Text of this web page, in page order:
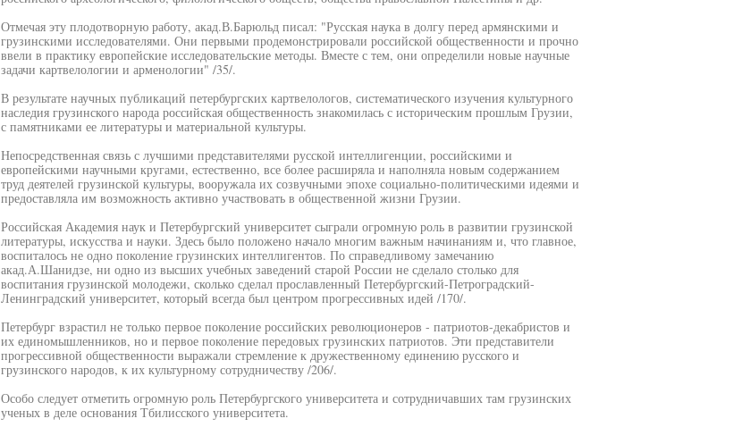
Отмечая эту плодотворную работу, акад.В.Барюльд писал: "Русская наука в долгу перед армянскими и
грузинскими исследователями. Они первыми продемонстрировали российской общественности и прочно
ввели в практику европейские исследовательские методы. Вместе с тем, они определили новые научные
задачи картвелологии и арменологии" /35/.
В результате научных публикаций петербургских картвелологов, систематического изучения культурного
наследия грузинского народа российская общественность знакомилась с историческим прошлым Грузии,
с памятниками ее литературы и материальной культуры.
Непосредственная связь с лучшими представителями русской интеллигенции, российскими и
европейскими научными кругами, естественно, все более расширяла и наполняла новым содержанием
труд деятелей грузинской культуры, вооружала их созвучными эпохе социально-политическими идеями и
предоставляла им возможность активно участвовать в общественной жизни Грузии.
Российская Академия наук и Петербургский университет сыграли огромную роль в развитии грузинской
литературы, искусства и науки. Здесь было положено начало многим важным начинаниям и, что главное,
воспиталось не одно поколение грузинских интеллигентов. По справедливому замечанию
акад.А.Шанидзе, ни одно из высших учебных заведений старой России не сделало столько для
воспитания грузинской молодежи, сколько сделал прославленный Петербургский-Петроградский-
Ленинградский университет, который всегда был центром прогрессивных идей /170/.
Петербург взрастил не только первое поколение российских революционеров - патриотов-декабристов и
их единомышленников, но и первое поколение передовых грузинских патриотов. Эти представители
прогрессивной общественности выражали стремление к дружественному единению русского и
грузинского народов, к их культурному сотрудничеству /206/.
Особо следует отметить огромную роль Петербургского университета и сотрудничавших там грузинских
ученых в деле основания Тбилисского университета.